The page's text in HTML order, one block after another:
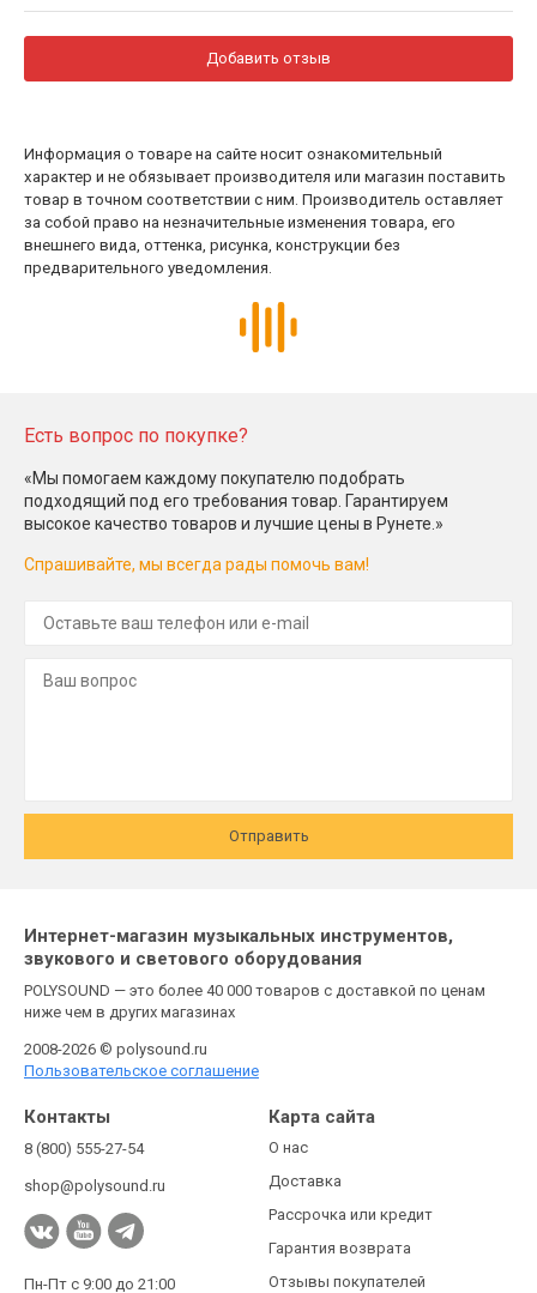
Добавить отзыв
Информация о товаре на сайте носит ознакомительный
характер и не обязывает производителя или магазин поставить
товар в точном соответствии с ним. Производитель оставляет
за собой право на незначительные изменения товара, его
внешнего вида, оттенка, рисунка, конструкции без
предварительного уведомления.
Есть вопрос по покупке?
«Мы помогаем каждому покупателю подобрать
подходящий под его требования товар. Гарантируем
высокое качество товаров и лучшие цены в Рунете.»
Спрашивайте, мы всегда рады помочь вам!
Отправить
Интернет-магазин музыкальных инструментов,
звукового и светового оборудования
POLYSOUND — это более 40 000 товаров с доставкой по ценам
ниже чем в других магазинах
2008-2026 © polysound.ru
Пользовательское соглашение
Контакты
8 (800) 555-27-54
shop@polysound.ru
Пн-Пт с 9:00 до 21:00
Карта сайта
О нас
Доставка
Рассрочка или кредит
Гарантия возврата
Отзывы покупателей